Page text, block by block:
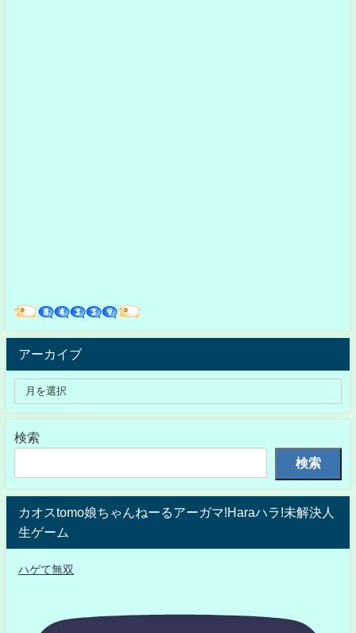
アーカイブ
検索
検索
カオスtomo娘ちゃんねーるアーガマ!Haraハラ!未解決人
生ゲーム
ハゲて無双